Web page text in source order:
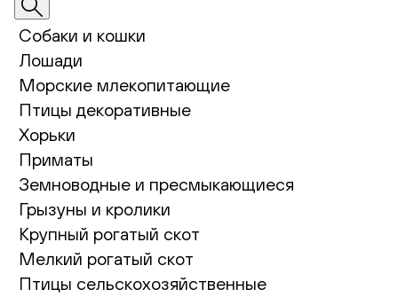
Собаки и кошки
Лошади
Морские млекопитающие
Птицы декоративные
Хорьки
Приматы
Земноводные и пресмыкающиеся
Грызуны и кролики
Крупный рогатый скот
Мелкий рогатый скот
Птицы сельскохозяйственные